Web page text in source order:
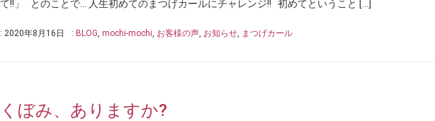
て!!」 とのことで… 人生初めてのまつげカールにチャレンジ!! 初めてということ […]
: 2020年8月16日 : BLOG, mochi-mochi, お客様の声, お知らせ, まつげカール
くぼみ、ありますか?